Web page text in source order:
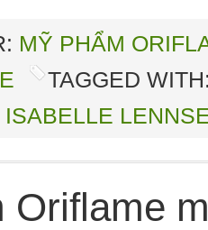
MỸ PHẨM
TAGGED
ISABELLE
Oriflame